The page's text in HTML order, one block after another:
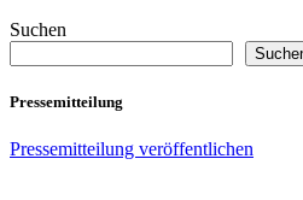
Suchen
Pressemitteilung
Pressemitteilung veröffentlichen